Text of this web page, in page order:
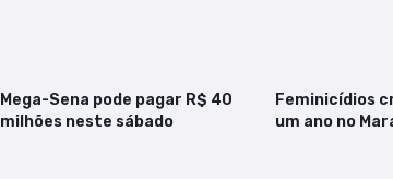
Mega-Sena pode pagar R$ 40
milhões neste sábado
Feminicídios
um ano no